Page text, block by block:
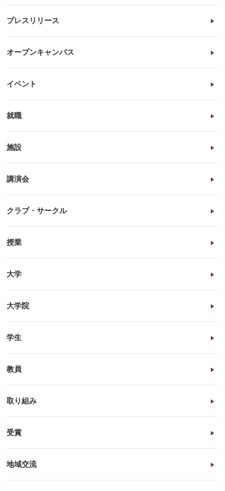
プレスリリース
オープンキャンパス
イベント
就職
施設
講演会
クラブ・サークル
授業
大学
大学院
学生
教員
取り組み
受賞
地域交流